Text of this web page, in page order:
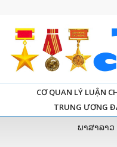
CƠ QUAN LÝ LUẬN
TRUNG ƯƠNG
ພາສາລາວ